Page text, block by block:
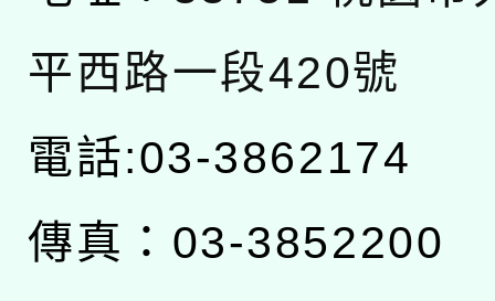
平西路一段420號
電話:03-3862174
傳真：03-3852200